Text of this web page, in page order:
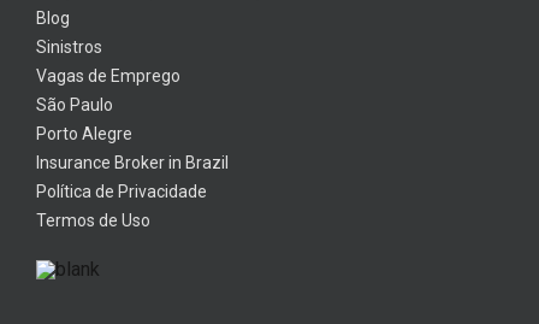
Blog
Sinistros
Vagas de Emprego
São Paulo
Porto Alegre
Insurance Broker in Brazil
Política de Privacidade
Termos de Uso